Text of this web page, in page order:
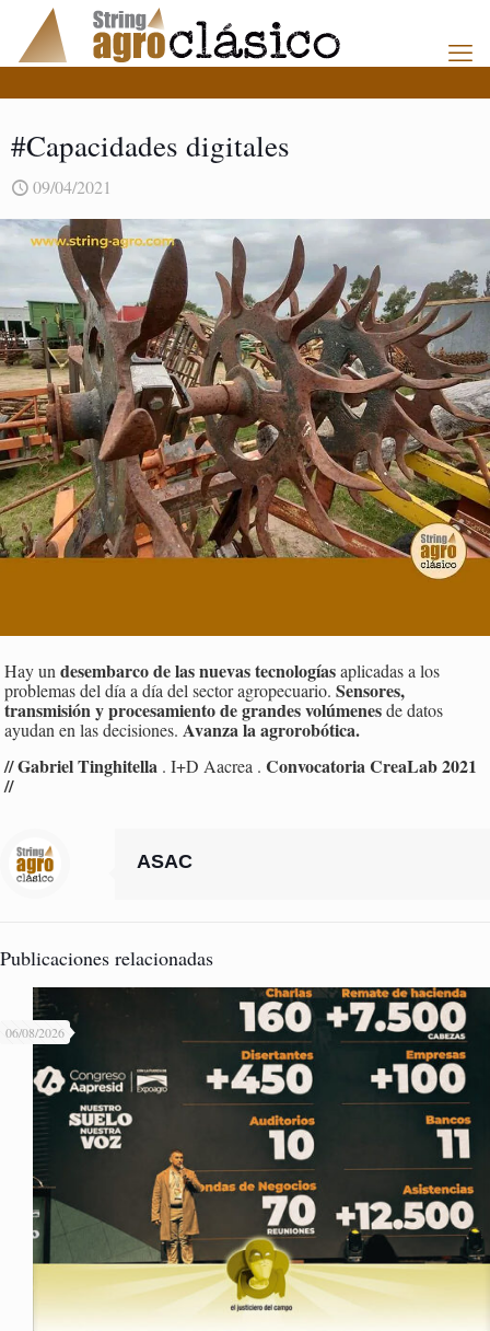
#Capacidades digitales
09/04/2021
Hay un desembarco de las nuevas tecnologíasaplicadas a los
problemas del día a día del sector agropecuario.Sensores,
transmisión y procesamiento de grandes volúmenesde datos
ayudan en las decisiones. Avanza la agrorobótica.
// Gabriel Tinghitella . I+D Aacrea .Convocatoria CreaLab 2021
//
ASAC
Publicaciones relacionadas
06/08/2026